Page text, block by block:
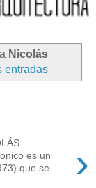
Nicolás
entradas
›
es un
que se